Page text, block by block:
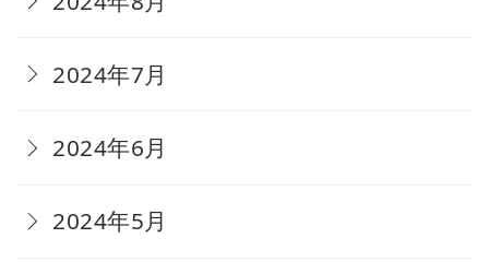
2024年7月
2024年6月
2024年5月